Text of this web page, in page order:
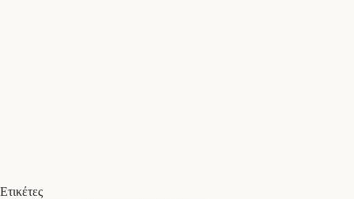
Ετικέτες